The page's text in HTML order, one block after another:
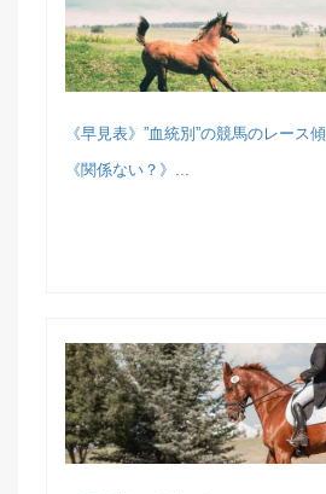
《早見表》”血統別”の競馬のレース
《関係ない？》...